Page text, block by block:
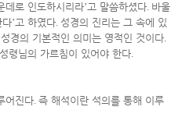
데로 인도하시리라’고 말씀하셨다. 바울
다’고 하였다. 성경의 진리는 그 속에 있
성경의 기본적인 의미는 영적인 것이다.
령님의 가르침이 있어야 한다.
어진다. 즉 해석이란 석의를 통해 이루